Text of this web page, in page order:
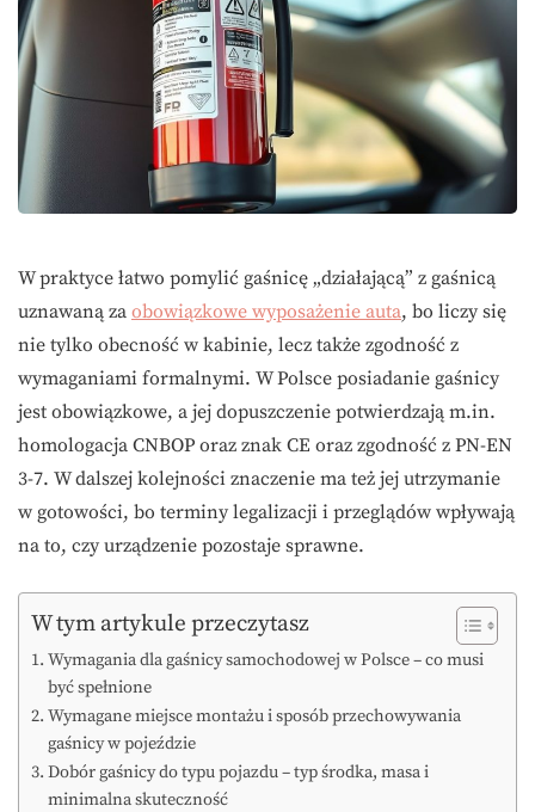
W praktyce łatwo pomylić gaśnicę „działającą” z gaśnicą
uznawaną za obowiązkowe wyposażenie auta, bo liczy się
nie tylko obecność w kabinie, lecz także zgodność z
wymaganiami formalnymi. W Polsce posiadanie gaśnicy
jest obowiązkowe, a jej dopuszczenie potwierdzają m.in.
homologacja CNBOP oraz znak CE oraz zgodność z PN-EN
3-7. W dalszej kolejności znaczenie ma też jej utrzymanie
w gotowości, bo terminy legalizacji i przeglądów wpływają
na to, czy urządzenie pozostaje sprawne.
W tym artykule przeczytasz
Wymagania dla gaśnicy samochodowej w Polsce – co musi
być spełnione
Wymagane miejsce montażu i sposób przechowywania
gaśnicy w pojeździe
Dobór gaśnicy do typu pojazdu – typ środka, masa i
minimalna skuteczność